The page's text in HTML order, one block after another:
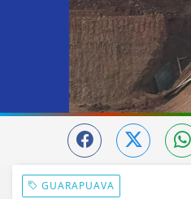
GUARAPUAVA